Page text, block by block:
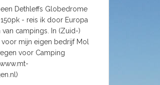
Dethleffs Globedrome
- reis ik door Europa
campings. In (Zuid-)
mijn eigen bedrijf Mol
voor Camping